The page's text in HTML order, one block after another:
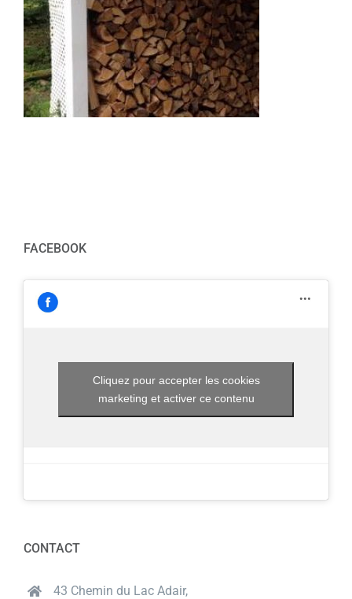
FACEBOOK
Cliquez pour accepter les cookies
marketing et activer ce contenu
CONTACT
43 Chemin du Lac Adair,